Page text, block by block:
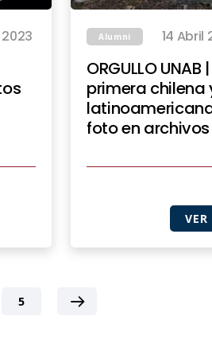
Alumni 14 Abril
ORGULLO
primera chilena
foto en archivos
VER
5